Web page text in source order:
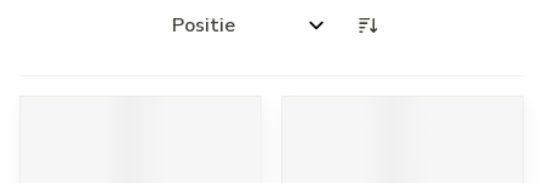
Sorteer op: